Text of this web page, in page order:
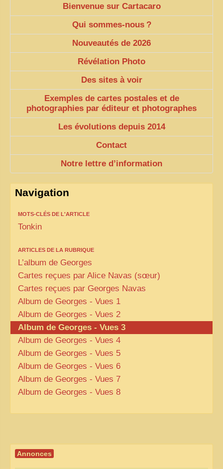
Bienvenue sur Cartacaro
Qui sommes-nous ?
Nouveautés de 2026
Révélation Photo
Des sites à voir
Exemples de cartes postales et de
photographies par éditeur et photographes
Les évolutions depuis 2014
Contact
Notre lettre d’information
Navigation
MOTS-CLÉS DE L'ARTICLE
Tonkin
ARTICLES DE LA RUBRIQUE
L’album de Georges
Cartes reçues par Alice Navas (sœur)
Cartes reçues par Georges Navas
Album de Georges - Vues 1
Album de Georges - Vues 2
Album de Georges - Vues 3
Album de Georges - Vues 4
Album de Georges - Vues 5
Album de Georges - Vues 6
Album de Georges - Vues 7
Album de Georges - Vues 8
Annonces